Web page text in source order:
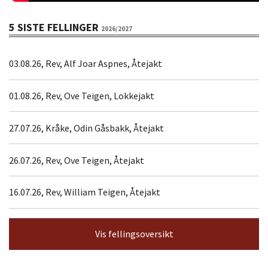
5 SISTE FELLINGER 2026/2027
03.08.26, Rev, Alf Joar Aspnes, Åtejakt
01.08.26, Rev, Ove Teigen, Lokkejakt
27.07.26, Kråke, Odin Gåsbakk, Åtejakt
26.07.26, Rev, Ove Teigen, Åtejakt
16.07.26, Rev, William Teigen, Åtejakt
Vis fellingsoversikt